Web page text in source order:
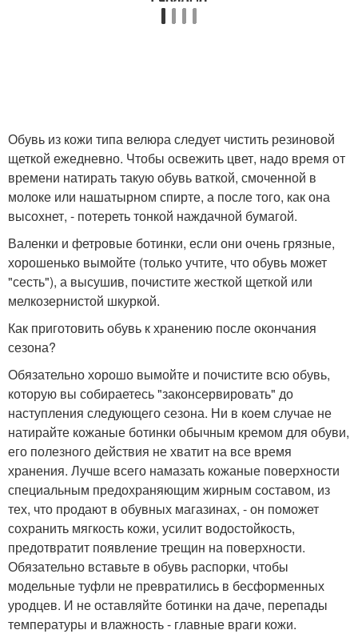
Обувь из кожи типа велюра следует чистить резиновой
щеткой ежедневно. Чтобы освежить цвет, надо время от
времени натирать такую обувь ваткой, смоченной в
молоке или нашатырном спирте, а после того, как она
высохнет, - потереть тонкой наждачной бумагой.
Валенки и фетровые ботинки, если они очень грязные,
хорошенько вымойте (только учтите, что обувь может
"сесть"), а высушив, почистите жесткой щеткой или
мелкозернистой шкуркой.
Как приготовить обувь к хранению после окончания
сезона?
Обязательно хорошо вымойте и почистите всю обувь,
которую вы собираетесь "законсервировать" до
наступления следующего сезона. Ни в коем случае не
натирайте кожаные ботинки обычным кремом для обуви,
его полезного действия не хватит на все время
хранения. Лучше всего намазать кожаные поверхности
специальным предохраняющим жирным составом, из
тех, что продают в обувных магазинах, - он поможет
сохранить мягкость кожи, усилит водостойкость,
предотвратит появление трещин на поверхности.
Обязательно вставьте в обувь распорки, чтобы
модельные туфли не превратились в бесформенных
уродцев. И не оставляйте ботинки на даче, перепады
температуры и влажность - главные враги кожи.